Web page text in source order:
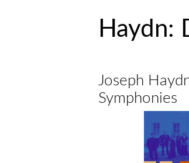
Haydn:
Joseph
Symphonies